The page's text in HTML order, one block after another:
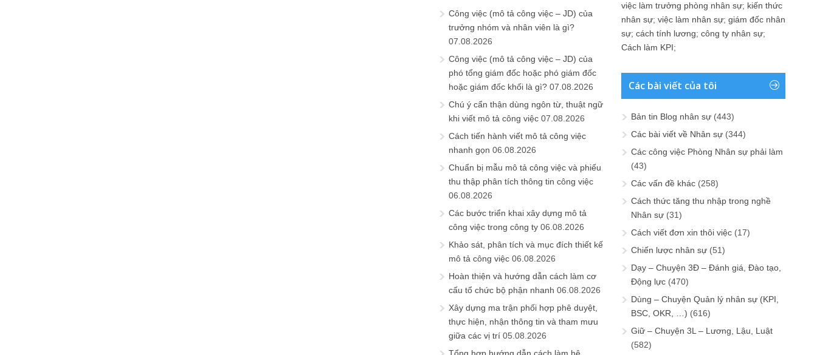
Công việc (mô tả công việc – JD) của
trưởng nhóm và nhân viên là gì?
07.08.2026
Công việc (mô tả công việc – JD) của
phó tổng giám đốc hoặc phó giám đốc
hoặc giám đốc khối là gì? 07.08.2026
Chú ý cẩn thận dùng ngôn từ, thuật ngữ
khi viết mô tả công việc 07.08.2026
Cách tiến hành viết mô tả công việc
nhanh gọn 06.08.2026
Chuẩn bị mẫu mô tả công việc và phiếu
thu thập phân tích thông tin công việc
06.08.2026
Các bước triển khai xây dựng mô tả
công việc trong công ty 06.08.2026
Khảo sát, phân tích và mục đích thiết kế
mô tả công việc 06.08.2026
Hoàn thiện và hướng dẫn cách làm cơ
cấu tổ chức bộ phận nhanh 06.08.2026
Xây dựng ma trận phối hợp phê duyệt,
thực hiện, nhận thông tin và tham mưu
giữa các vị trí 05.08.2026
việc làm trưởng phòng nhân sự; kiến thức
nhân sự; việc làm nhân sự; giám đốc nhân
sự; cách tính lương; công ty nhân sự;
Cách làm KPI;
Các bài viết của tôi
Bản tin Blog nhân sự (443)
Các bài viết về Nhân sự (344)
Các công việc Phòng Nhân sự phải làm
(43)
Các vấn đề khác (258)
Cách thức tăng thu nhập trong nghề
Nhân sự (31)
Cách viết đơn xin thôi việc (17)
Chiến lược nhân sự (51)
Dạy – Chuyện 3Đ – Đánh giá, Đào tạo,
Động lực (470)
Dùng – Chuyện Quản lý nhân sự (KPI,
BSC, OKR, …) (616)
Giữ – Chuyện 3L – Lương, Lậu, Luật
(582)